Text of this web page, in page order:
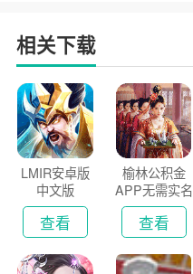
相关下载
LMIR安卓版
中文版
查看
榆林公积金
APP无需实名
认证版
查看